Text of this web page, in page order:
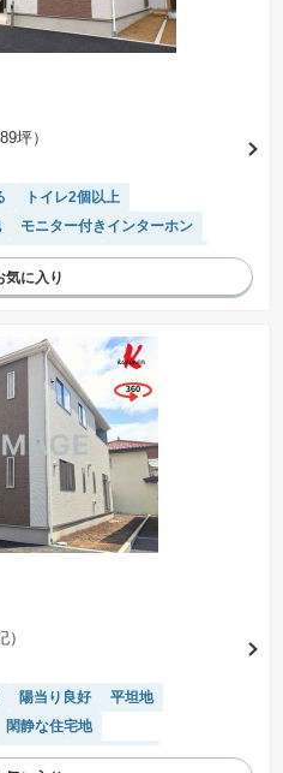
坪）
トイレ2個以上
モニター付きインターホン
テムキッチン 対面キッチン
陽当り良好
平坦地
閑静な住宅地
浄便座 浴室乾燥機